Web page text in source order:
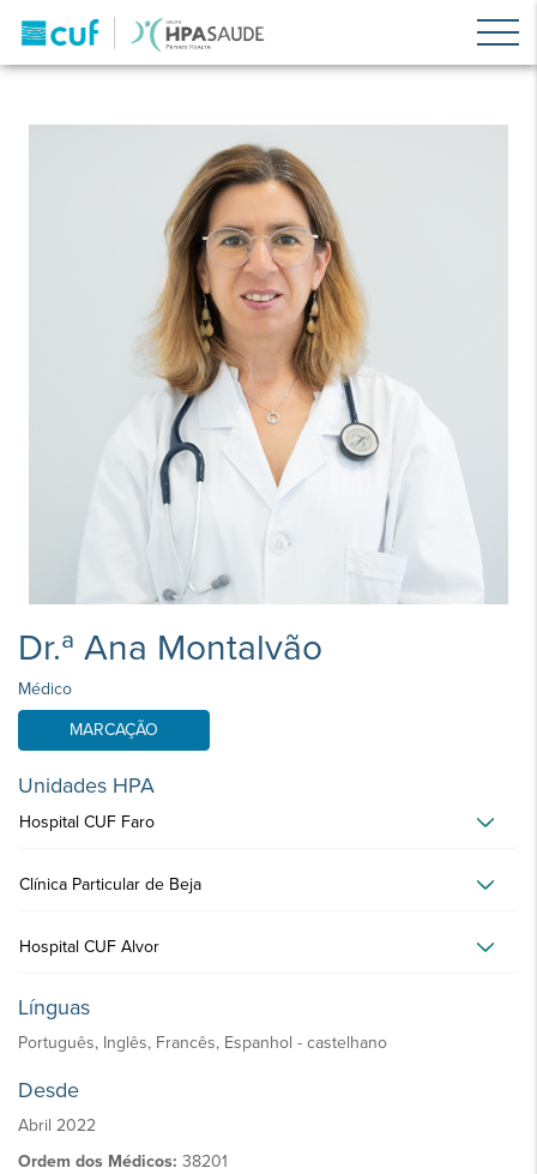
Dr.ª Ana Montalvão
Médico
MARCAÇÃO
Unidades HPA
Hospital CUF Faro
Clínica Particular de Beja
Hospital CUF Alvor
Línguas
Português, Inglês, Francês, Espanhol - castelhano
Desde
Abril 2022
Ordem dos Médicos: 38201